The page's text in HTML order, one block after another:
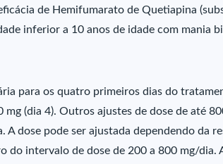
de Hemifumarato de Quetiapina
inferior a 10 anos de idade com mania
para os quatro primeiros dias do
mg (dia 4). Outros ajustes de dose de até
A dose pode ser ajustada dependendo da
do intervalo de dose de 200 a 800 mg/dia.